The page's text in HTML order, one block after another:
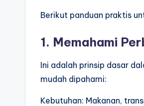
Berikut panduan praktis
1. Memahami
Ini adalah prinsip dasar
mudah dipahami:
Kebutuhan: Makanan,